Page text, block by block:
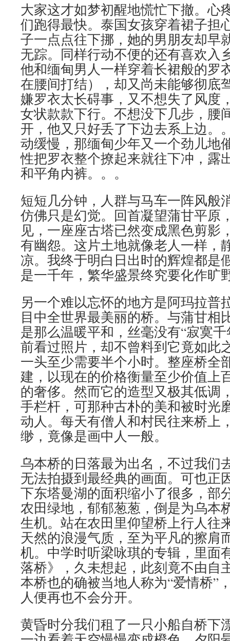
大家这才如梦初醒地慌忙下撤。心
们跑得最快。泰国女孩穿着裙子担
子一点点往下挪，她的男朋友却早
无踪。同样行动不便的还有喜欢入
他和缅甸男人一样穿着长裙般的罗
在腰间打结），却又尚未能够彻底
嫌罗衣太长碍事，又不想失了风度
女状款款下行。不想没下几步，腰
开，他又只好丢了下边去系上边。
动缓慢，那缅甸少年又一个劲儿地
性把罗衣整个撩起来就往下冲，露
和平角内裤。。。
短短几分钟，人群与马车一阵风般
仿佛只是幻觉。回首凝望蒲甘平原
见，一座座古塔已然变成黑色剪影
有幽怨。这片土地就像老人一样，
凉。我终于明白日出时的辉煌都是
是一千年，繁华盛景终究要化作旷
另一个难以忘怀的地方是阿玛拉普
目中全世界最美丽的桥。与蒲甘相
是那么温暖平和，丝毫没有“寂寞
前看过照片，却不曾料到它竟如此
一头至少需要半个小时。整座桥全
建，以现在的价格衡量至少价值上
的奢侈。然而它的造型又极其低调
手栏杆，可那种古朴的美和被时光
动人。每天有僧人和村民往来桥上
缈，竟像是画中人一般。
乌本桥的日落最为出名，不过我们
无法拍摄到最经典的画面。可也正
下东塔曼湖的面积缩小了很多，部
农田绿地，郁郁葱葱，倒是为乌本
生机。站在农田里仰望桥上行人往
天然的浪漫气质，至为平凡的擦肩
机。中学时听梁咏琪的专辑，里面
落桥》，久未想起，此刻竟不由自
本桥也的确被当地人称为“爱情桥”
人便再也不会分开。
黄昏时分我们租了一只小船自桥下